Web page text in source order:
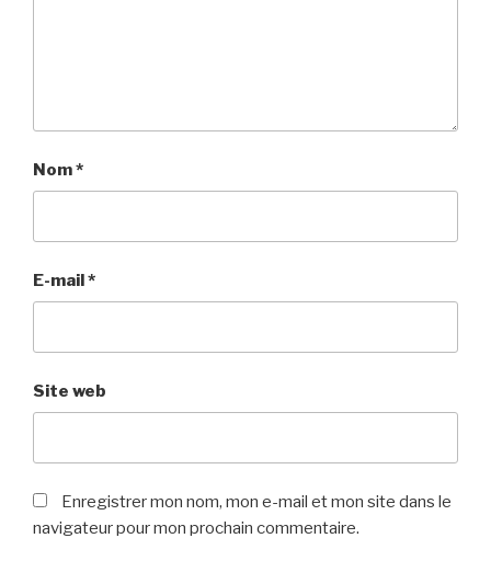
Nom*
E-mail*
Site web
Enregistrer mon nom, mon e-mail et mon site dans le
navigateur pour mon prochain commentaire.